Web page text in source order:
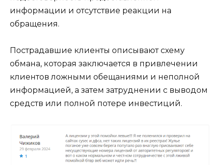
информации и отсутствие реакции на
обращения.
Пострадавшие клиенты описывают схему
обмана, которая заключается в привлечении
клиентов ложными обещаниями и неполной
информацией, а затем затруднении с выводом
средств или полной потере инвестиций.